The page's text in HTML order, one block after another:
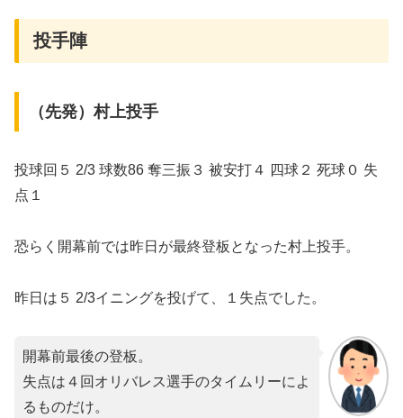
投手陣
（先発）村上投手
投球回５ 2/3 球数86 奪三振３ 被安打４ 四球２ 死球０ 失
点１
恐らく開幕前では昨日が最終登板となった村上投手。
昨日は５ 2/3イニングを投げて、１失点でした。
開幕前最後の登板。
失点は４回オリバレス選手のタイムリーによ
るものだけ。